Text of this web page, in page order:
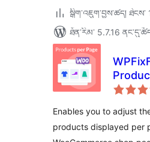
སྒྲིག་འཇུག་བྱས་ཚད། ཐེངས་
ཐོན་རིམ་ 5.7.16
Enables you to adjust
products displayed per